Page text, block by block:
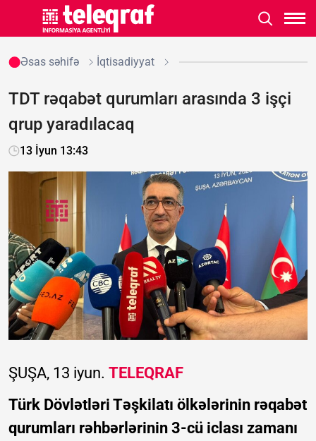
Əsas səhifə İqtisadiyyat
TDT rəqabət qurumları arasında 3 işçi
qrup yaradılacaq
13 İyun 13:43
ŞUŞA, 13 iyun. TELEQRAF
Türk Dövlətləri Təşkilatı ölkələrinin rəqabət
qurumları rəhbərlərinin 3-cü iclası zamanı